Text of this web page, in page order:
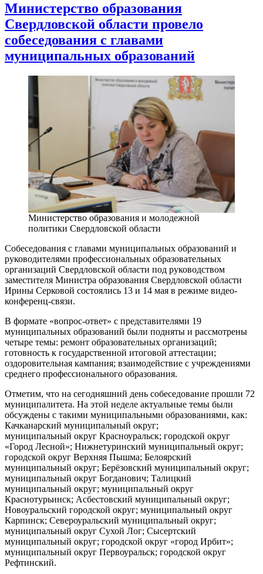
Министерство образования
Свердловской области провело
собеседования с главами
муниципальных образований
Министерство образования и молодежной
политики Свердловской области
Собеседования с главами муниципальных образований и
руководителями профессиональных образовательных
организаций Свердловской области под руководством
заместителя Министра образования Свердловской области
Ирины Серковой состоялись 13 и 14 мая в режиме видео-
конференц-связи.
В формате «вопрос-ответ» с представителями 19
муниципальных образований были подняты и рассмотрены
четыре темы: ремонт образовательных организаций;
готовность к государственной итоговой аттестации;
оздоровительная кампания; взаимодействие с учреждениями
среднего профессионального образования.
Отметим, что на сегодняшний день собеседование прошли 72
муниципалитета. На этой неделе актуальные темы были
обсуждены с такими муниципальными образованиями, как:
Качканарский муниципальный округ;
муниципальный округ Красноуральск; городской округ
«Город Лесной»; Нижнетуринский муниципальный округ;
городской округ Верхняя Пышма; Белоярский
муниципальный округ; Берёзовский муниципальный округ;
муниципальный округ Богданович; Талицкий
муниципальный округ; муниципальный округ
Краснотурьинск; Асбестовский муниципальный округ;
Новоуральский городской округ; муниципальный округ
Карпинск; Североуральский муниципальный округ;
муниципальный округ Сухой Лог; Сысертский
муниципальный округ; городской округ «город Ирбит»;
муниципальный округ Первоуральск; городской округ
Рефтинский.